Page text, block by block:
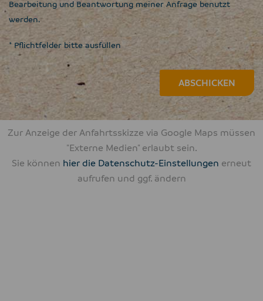
Bearbeitung und Beantwortung meiner Anfrage benutzt
werden.
* Pflichtfelder bitte ausfüllen
ABSCHICKEN
Bitte nicht ausfüllen.
Zur Anzeige der Anfahrtsskizze via Google Maps müssen
"Externe Medien" erlaubt sein.
Sie können hier die Datenschutz-Einstellungen erneut
aufrufen und ggf. ändern